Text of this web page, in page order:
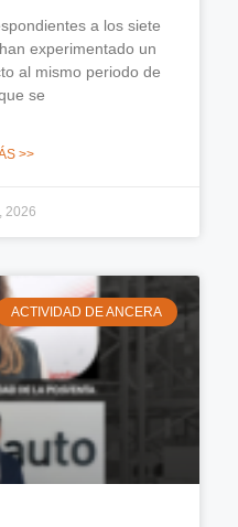
a los siete
experimentado un
al mismo periodo de
se
>>
2026
ACTIVIDAD DE ANCERA